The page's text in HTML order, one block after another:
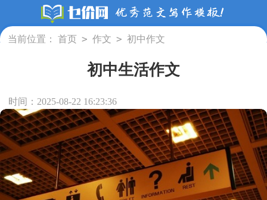
当前位置： 首页 > 作文 > 初中作文
初中生活作文
时间：2025-08-22 16:23:36